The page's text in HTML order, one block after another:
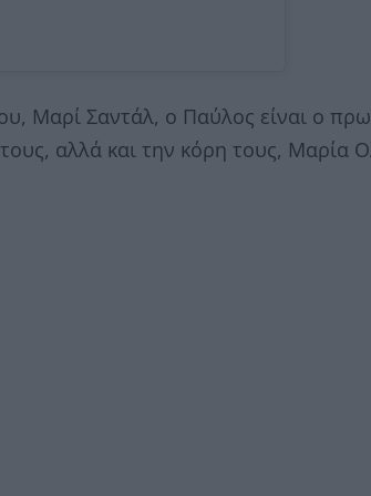
Μαρί Σαντάλ, ο Παύλος είναι ο
αλλά και την κόρη τους, Μαρία